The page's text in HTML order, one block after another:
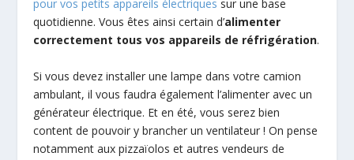
pour vos petits appareils électriques sur une base
quotidienne. Vous êtes ainsi certain d’alimenter
correctement tous vos appareils de réfrigération.
Si vous devez installer une lampe dans votre camion
ambulant, il vous faudra également l’alimenter avec un
générateur électrique. Et en été, vous serez bien
content de pouvoir y brancher un ventilateur ! On pense
notamment aux pizzaïolos et autres vendeurs de